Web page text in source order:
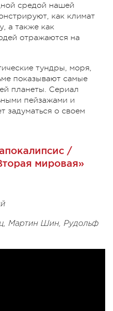
средой нашей
как климат
а также как
отражаются на
тундры, моря,
показывают самые
планеты. Сериал
пейзажами и
задуматься о своем
/
мировая»
Мартин Шин, Рудольф